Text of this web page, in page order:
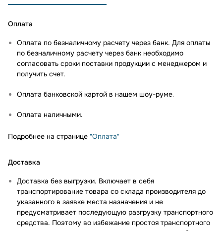
Оплата
Оплата по безналичному расчету через банк. Для оплаты
по безналичному расчету через банк необходимо
согласовать сроки поставки продукции с менеджером и
получить счет.
Оплата банковской картой в нашем шоу-руме.
Оплата наличными.
Подробнее на странице "Оплата"
Доставка
Доставка без выгрузки. Включает в себя
транспортирование товара со склада производителя до
указанного в заявке места назначения и не
предусматривает последующую разгрузку транспортного
средства. Поэтому во избежание простоя транспортного